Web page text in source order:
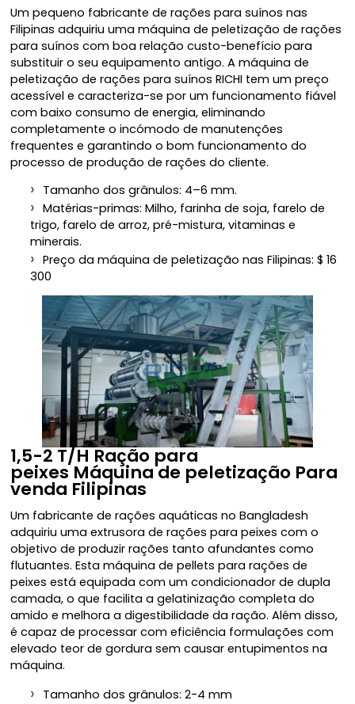
Um pequeno fabricante de rações para suínos nas
Filipinas adquiriu uma máquina de peletização de rações
para suínos com boa relação custo-benefício para
substituir o seu equipamento antigo. A máquina de
peletização de rações para suínos RICHI tem um preço
acessível e caracteriza-se por um funcionamento fiável
com baixo consumo de energia, eliminando
completamente o incómodo de manutenções
frequentes e garantindo o bom funcionamento do
processo de produção de rações do cliente.
Tamanho dos grânulos: 4–6 mm.
Matérias-primas: Milho, farinha de soja, farelo de
trigo, farelo de arroz, pré-mistura, vitaminas e
minerais.
Preço da máquina de peletização nas Filipinas: $ 16
300
1,5-2 T/H Ração para
peixesMáquina de peletização Para
venda Filipinas
Um fabricante de rações aquáticas no Bangladesh
adquiriu uma extrusora de rações para peixes com o
objetivo de produzir rações tanto afundantes como
flutuantes. Esta máquina de pellets para rações de
peixes está equipada com um condicionador de dupla
camada, o que facilita a gelatinização completa do
amido e melhora a digestibilidade da ração. Além disso,
é capaz de processar com eficiência formulações com
elevado teor de gordura sem causar entupimentos na
máquina.
Tamanho dos grânulos: 2-4 mm